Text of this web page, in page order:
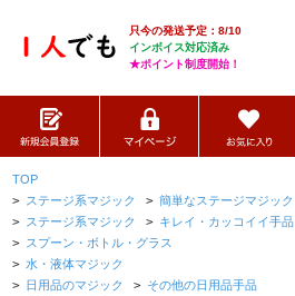
只今の発送予定：8/10
インボイス対応済み
★ポイント制度開始！
TOP
> ステージ系マジック > 簡単なステージマジック
> ステージ系マジック > キレイ・カッコイイ手品
> スプーン・ボトル・グラス
> 水・液体マジック
> 日用品のマジック > その他の日用品手品